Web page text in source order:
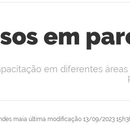
em
maia última modificação 13/09/2023
em diferentes